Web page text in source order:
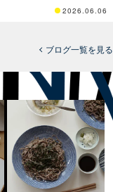
2026.06.06
ブログ一覧を見る